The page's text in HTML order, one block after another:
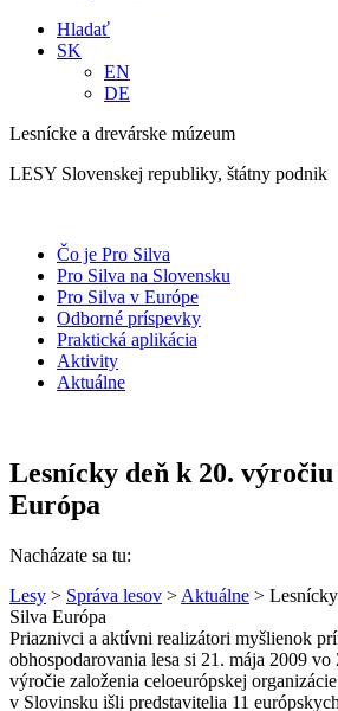
Hladať
SK
EN
DE
Lesnícke a drevárske múzeum
LESY Slovenskej republiky, štátny podnik
Čo je Pro Silva
Pro Silva na Slovensku
Pro Silva v Európe
Odborné príspevky
Praktická aplikácia
Aktivity
Aktuálne
Lesnícky deň k 20.
Európa
Nacházate sa tu:
Lesy > Správa lesov > Aktuálne >
Silva Európa
Priaznivci a aktívni realizátori myšlienok
obhospodarovania lesa si 21. mája 2009
výročie založenia celoeurópskej
v Slovinsku išli predstavitelia 11